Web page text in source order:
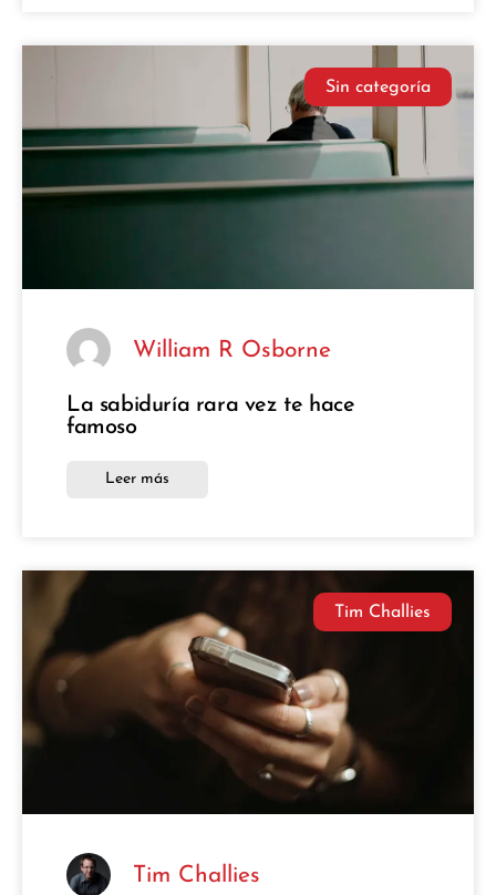
Sin categoría
William R Osborne
La sabiduría rara vez te hace
famoso
Leer más
Tim Challies
Tim Challies